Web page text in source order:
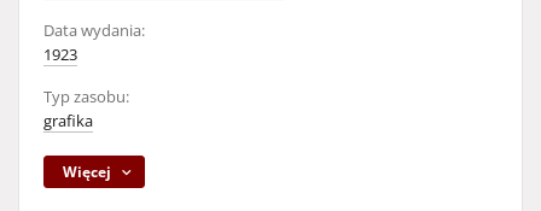
Data wydania:
1923
Typ zasobu:
grafika
Więcej